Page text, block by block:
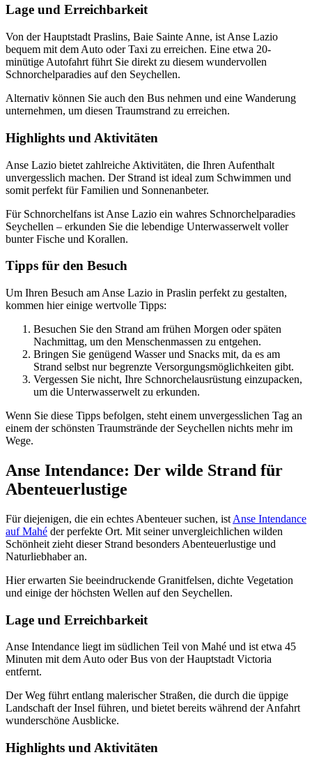
Lage und Erreichbarkeit
Von der Hauptstadt Praslins, Baie Sainte Anne, ist Anse Lazio
bequem mit dem Auto oder Taxi zu erreichen. Eine etwa 20-
minütige Autofahrt führt Sie direkt zu diesem wundervollen
Schnorchelparadies auf den Seychellen.
Alternativ können Sie auch den Bus nehmen und eine Wanderung
unternehmen, um diesen Traumstrand zu erreichen.
Highlights und Aktivitäten
Anse Lazio bietet zahlreiche Aktivitäten, die Ihren Aufenthalt
unvergesslich machen. Der Strand ist ideal zum Schwimmen und
somit perfekt für Familien und Sonnenanbeter.
Für Schnorchelfans ist Anse Lazio ein wahres Schnorchelparadies
Seychellen – erkunden Sie die lebendige Unterwasserwelt voller
bunter Fische und Korallen.
Tipps für den Besuch
Um Ihren Besuch am Anse Lazio in Praslin perfekt zu gestalten,
kommen hier einige wertvolle Tipps:
Besuchen Sie den Strand am frühen Morgen oder späten
Nachmittag, um den Menschenmassen zu entgehen.
Bringen Sie genügend Wasser und Snacks mit, da es am
Strand selbst nur begrenzte Versorgungsmöglichkeiten gibt.
Vergessen Sie nicht, Ihre Schnorchelausrüstung einzupacken,
um die Unterwasserwelt zu erkunden.
Wenn Sie diese Tipps befolgen, steht einem unvergesslichen Tag an
einem der schönsten Traumstrände der Seychellen nichts mehr im
Wege.
Anse Intendance: Der wilde Strand für
Abenteuerlustige
Für diejenigen, die ein echtes Abenteuer suchen, ist Anse Intendance
auf Mahé der perfekte Ort. Mit seiner unvergleichlichen wilden
Schönheit zieht dieser Strand besonders Abenteuerlustige und
Naturliebhaber an.
Hier erwarten Sie beeindruckende Granitfelsen, dichte Vegetation
und einige der höchsten Wellen auf den Seychellen.
Lage und Erreichbarkeit
Anse Intendance liegt im südlichen Teil von Mahé und ist etwa 45
Minuten mit dem Auto oder Bus von der Hauptstadt Victoria
entfernt.
Der Weg führt entlang malerischer Straßen, die durch die üppige
Landschaft der Insel führen, und bietet bereits während der Anfahrt
wunderschöne Ausblicke.
Highlights und Aktivitäten